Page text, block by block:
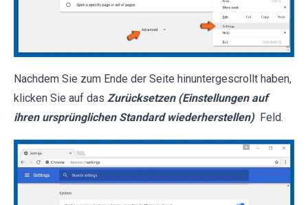
Nachdem Sie zum Ende der Seite hinuntergescrollt haben,
klicken Sie auf das Zurücksetzen (Einstellungen auf
ihren ursprünglichen Standard wiederherstellen) Feld.